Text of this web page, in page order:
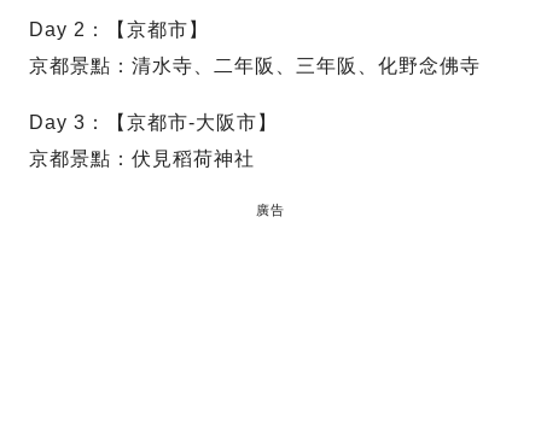
Day 2：【京都市】
京都景點：清水寺、二年阪、三年阪、化野念佛寺
Day 3：【京都市-大阪市】
京都景點：伏見稻荷神社
廣告